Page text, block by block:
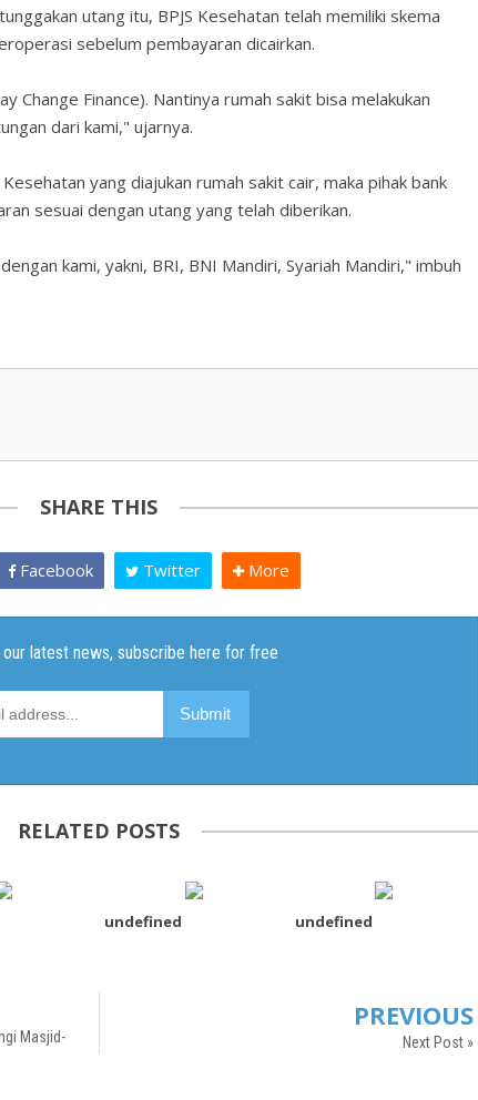
utang itu, BPJS Kesehatan telah memiliki skema
sebelum pembayaran dicairkan.
Change Finance). Nantinya rumah sakit bisa melakukan
dari kami," ujarnya.
yang diajukan rumah sakit cair, maka pihak bank
sesuai dengan utang yang telah diberikan.
kami, yakni, BRI, BNI Mandiri, Syariah Mandiri," imbuh
SHARE THIS
Facebook Twitter More
RELATED POSTS
undefined undefined
Masjid-
PREVIOUS
Next Post »